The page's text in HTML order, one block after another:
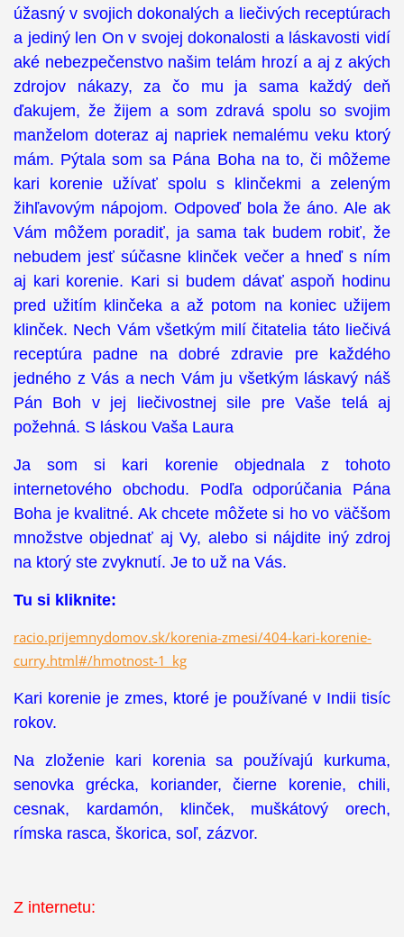
úžasný v svojich dokonalých a liečivých receptúrach
a jediný len On v svojej dokonalosti a láskavosti vidí
aké nebezpečenstvo našim telám hrozí a aj z akých
zdrojov nákazy, za čo mu ja sama každý deň
ďakujem, že žijem a som zdravá spolu so svojim
manželom doteraz aj napriek nemalému veku ktorý
mám. Pýtala som sa Pána Boha na to, či môžeme
kari korenie užívať spolu s klinčekmi a zeleným
žihľavovým nápojom. Odpoveď bola že áno. Ale ak
Vám môžem poradiť, ja sama tak budem robiť, že
nebudem jesť súčasne klinček večer a hneď s ním
aj kari korenie. Kari si budem dávať aspoň hodinu
pred užitím klinčeka a až potom na koniec užijem
klinček. Nech Vám všetkým milí čitatelia táto liečivá
receptúra padne na dobré zdravie pre každého
jedného z Vás a nech Vám ju všetkým láskavý náš
Pán Boh v jej liečivostnej sile pre Vaše telá aj
požehná. S láskou Vaša Laura
Ja som si kari korenie objednala z tohoto
internetového obchodu. Podľa odporúčania Pána
Boha je kvalitné. Ak chcete môžete si ho vo väčšom
množstve objednať aj Vy, alebo si nájdite iný zdroj
na ktorý ste zvyknutí. Je to už na Vás.
Tu si kliknite:
racio.prijemnydomov.sk/korenia-zmesi/404-kari-korenie-
curry.html#/hmotnost-1_kg
Kari korenie je zmes, ktoré je používané v Indii tisíc
rokov.
Na zloženie kari korenia sa používajú kurkuma,
senovka grécka, koriander, čierne korenie, chili,
cesnak, kardamón, klinček, muškátový orech,
rímska rasca, škorica, soľ, zázvor.
Z internetu: